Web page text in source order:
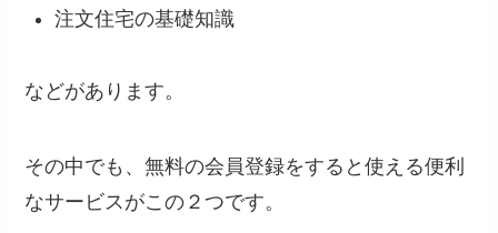
注文住宅の基礎知識
などがあります。
その中でも、無料の会員登録をすると使える便利
なサービスがこの２つです。